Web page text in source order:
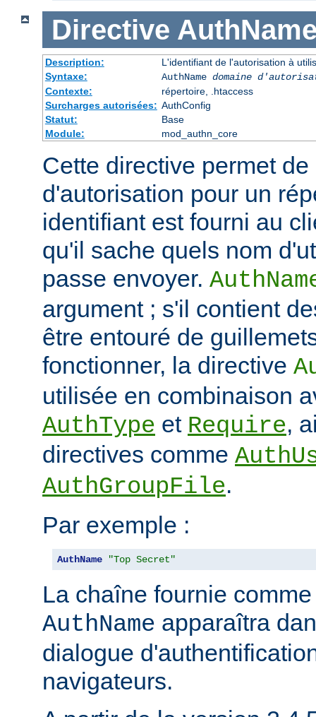
Directive
Description:
L'identifiant de l'autorisation à
Syntaxe:
AuthName domaine
Contexte:
répertoire, .htaccess
Surcharges autorisées: AuthConfig
Statut:
Base
Module:
mod_authn_core
Cette directive permet
d'autorisation pour un
identifiant est fourni au
qu'il sache quels nom
passe envoyer.
argument ; s'il contient
être entouré de
fonctionner, la directive
utilisée en combinaison
AuthType et Require,
directives comme
AuthGroupFile.
Par exemple :
AuthName "Top Secret"
La chaîne fournie
AuthName apparaîtra
dialogue
navigateurs.